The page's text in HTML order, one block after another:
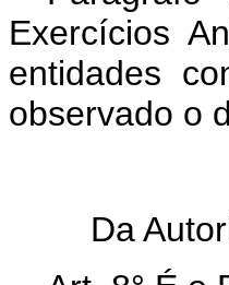
Exercícios
entidades
observado o
Da